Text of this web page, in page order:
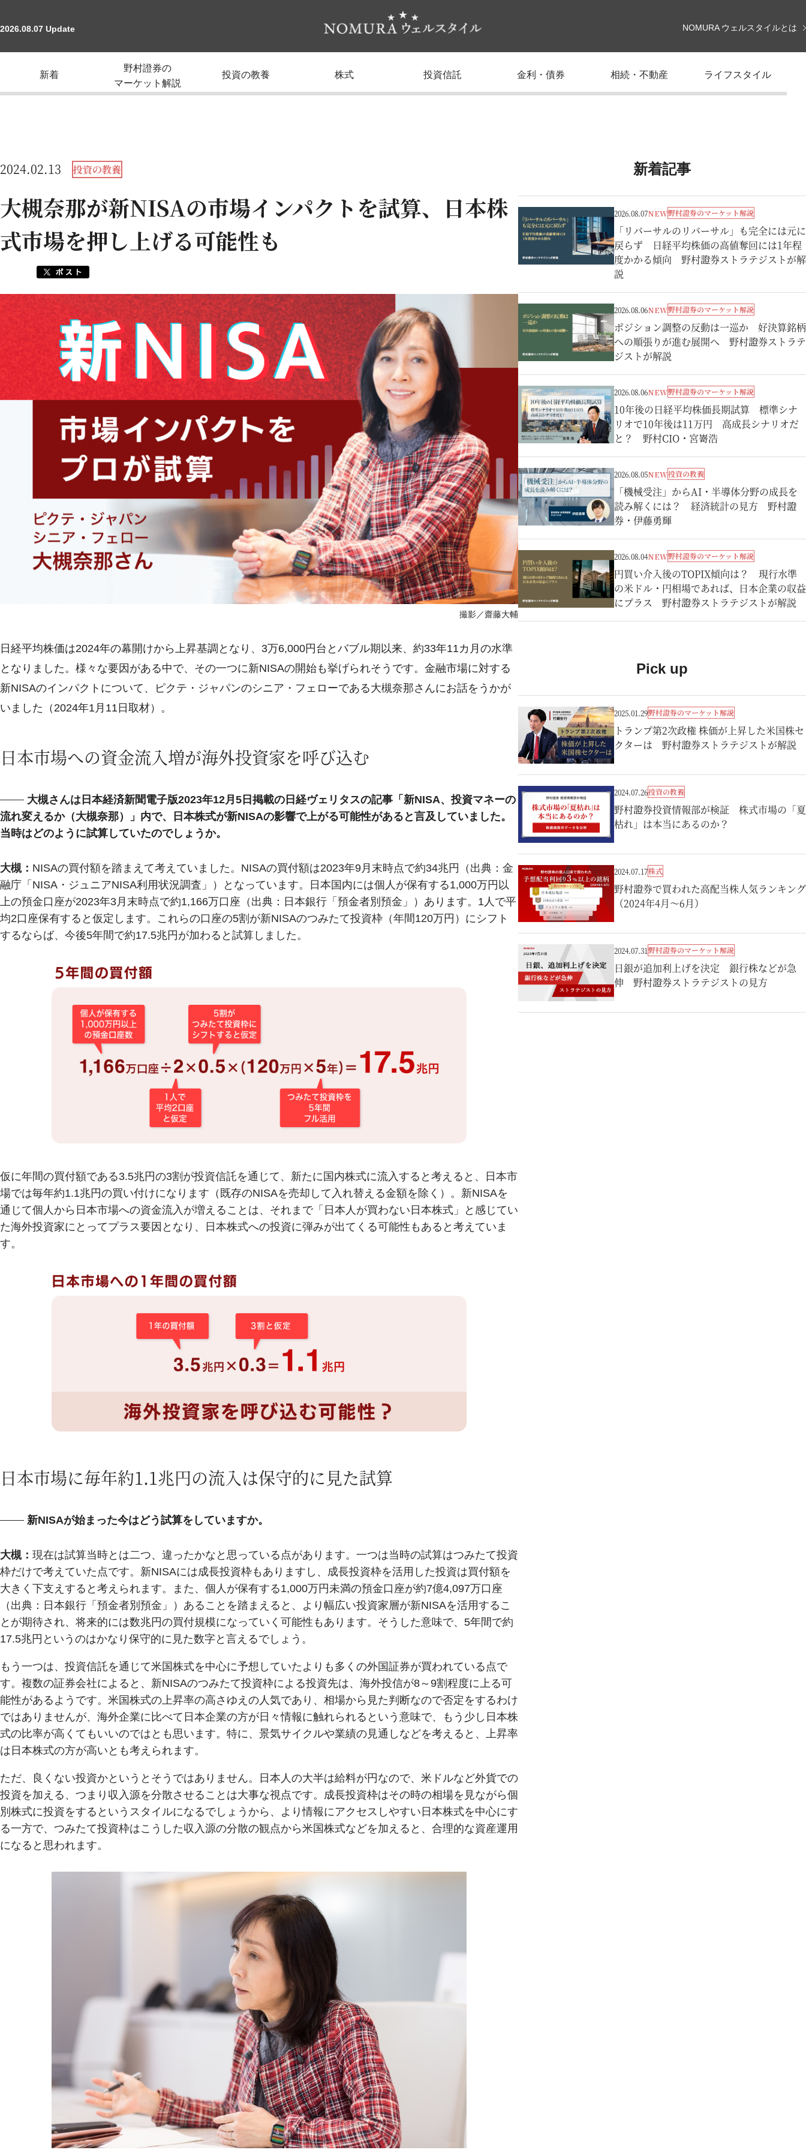
2026.08.07 Update NOMURA ウェルスタイルとは
新着
野村證券の
マーケット解説
投資の教養 株式 投資信託 金利・債券 相続・不動産 ライフスタイル
2024.02.13 投資の教養
大槻奈那が新NISAの市場インパクトを試算、日本株
式市場を押し上げる可能性も
撮影／齋藤大輔
日経平均株価は2024年の幕開けから上昇基調となり、3万6,000円台とバブル期以来、約33年11カ月の水準
となりました。様々な要因がある中で、その一つに新NISAの開始も挙げられそうです。金融市場に対する
新NISAのインパクトについて、ピクテ・ジャパンのシニア・フェローである大槻奈那さんにお話をうかが
いました（2024年1月11日取材）。
日本市場への資金流入増が海外投資家を呼び込む
大槻さんは日本経済新聞電子版2023年12月5日掲載の日経ヴェリタスの記事「新NISA、投資マネーの
流れ変えるか（大槻奈那）」内で、日本株式が新NISAの影響で上がる可能性があると言及していました。
当時はどのように試算していたのでしょうか。
大槻： NISAの買付額を踏まえて考えていました。NISAの買付額は2023年9月末時点で約34兆円（出典：金
融庁「NISA・ジュニアNISA利用状況調査」）となっています。日本国内には個人が保有する1,000万円以
上の預金口座が2023年3月末時点で約1,166万口座（出典：日本銀行「預金者別預金」）あります。1人で平
均2口座保有すると仮定します。これらの口座の5割が新NISAのつみたて投資枠（年間120万円）にシフト
するならば、今後5年間で約17.5兆円が加わると試算しました。
仮に年間の買付額である3.5兆円の3割が投資信託を通じて、新たに国内株式に流入すると考えると、日本市
場では毎年約1.1兆円の買い付けになります（既存のNISAを売却して入れ替える金額を除く）。新NISAを
通じて個人から日本市場への資金流入が増えることは、それまで「日本人が買わない日本株式」と感じてい
た海外投資家にとってプラス要因となり、日本株式への投資に弾みが出てくる可能性もあると考えていま
す。
日本市場に毎年約1.1兆円の流入は保守的に見た試算
新NISAが始まった今はどう試算をしていますか。
大槻： 現在は試算当時とは二つ、違ったかなと思っている点があります。一つは当時の試算はつみたて投資
枠だけで考えていた点です。新NISAには成長投資枠もありますし、成長投資枠を活用した投資は買付額を
大きく下支えすると考えられます。また、個人が保有する1,000万円未満の預金口座が約7億4,097万口座
（出典：日本銀行「預金者別預金」）あることを踏まえると、より幅広い投資家層が新NISAを活用するこ
とが期待され、将来的には数兆円の買付規模になっていく可能性もあります。そうした意味で、5年間で約
17.5兆円というのはかなり保守的に見た数字と言えるでしょう。
もう一つは、投資信託を通じて米国株式を中心に予想していたよりも多くの外国証券が買われている点で
す。複数の証券会社によると、新NISAのつみたて投資枠による投資先は、海外投信が8～9割程度に上る可
能性があるようです。米国株式の上昇率の高さゆえの人気であり、相場から見た判断なので否定をするわけ
ではありませんが、海外企業に比べて日本企業の方が日々情報に触れられるという意味で、もう少し日本株
式の比率が高くてもいいのではとも思います。特に、景気サイクルや業績の見通しなどを考えると、上昇率
は日本株式の方が高いとも考えられます。
ただ、良くない投資かというとそうではありません。日本人の大半は給料が円なので、米ドルなど外貨での
投資を加える、つまり収入源を分散させることは大事な視点です。成長投資枠はその時の相場を見ながら個
別株式に投資をするというスタイルになるでしょうから、より情報にアクセスしやすい日本株式を中心にす
る一方で、つみたて投資枠はこうした収入源の分散の観点から米国株式などを加えると、合理的な資産運用
になると思われます。
新着記事
2026.08.07NEW野村證券のマーケット解説
「リバーサルのリバーサル」も完全には元に
戻らず 日経平均株価の高値奪回には1年程
度かかる傾向 野村證券ストラテジストが解
説
2026.08.06NEW野村證券のマーケット解説
ポジション調整の反動は一巡か 好決算銘柄
への順張りが進む展開へ 野村證券ストラテ
ジストが解説
2026.08.06NEW野村證券のマーケット解説
10年後の日経平均株価長期試算 標準シナ
リオで10年後は11万円 高成長シナリオだ
と？ 野村CIO・宮嵜浩
2026.08.05NEW投資の教養
「機械受注」からAI・半導体分野の成長を
読み解くには？ 経済統計の見方 野村證
券・伊藤勇輝
2026.08.04NEW野村證券のマーケット解説
円買い介入後のTOPIX傾向は？ 現行水準
の米ドル・円相場であれば、日本企業の収益
にプラス 野村證券ストラテジストが解説
Pick up
2025.01.29野村證券のマーケット解説
トランプ第2次政権 株価が上昇した米国株セ
クターは 野村證券ストラテジストが解説
2024.07.26投資の教養
野村證券投資情報部が検証 株式市場の「夏
枯れ」は本当にあるのか？
2024.07.17株式
野村證券で買われた高配当株人気ランキング
（2024年4月～6月）
2024.07.31野村證券のマーケット解説
日銀が追加利上げを決定 銀行株などが急
伸 野村證券ストラテジストの見方